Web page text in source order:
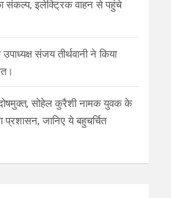
संकल्प, इलेक्ट्रिक वाहन से पहुंचे
संजय तीर्थवानी ने किया
सोहेल कुरैशी नामक युवक के
जानिए ये बहुचर्चित